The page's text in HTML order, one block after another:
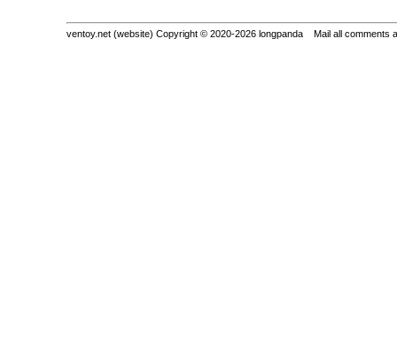
ventoy.net (website) Copyright © 2020-2026 longpanda Mail all comments